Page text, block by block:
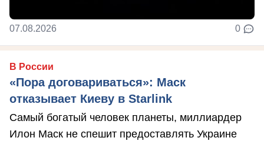
07.08.2026 0
В России
«Пора договариваться»: Маск
отказывает Киеву в Starlink
Самый богатый человек планеты, миллиардер
Илон Маск не спешит предоставлять Украине